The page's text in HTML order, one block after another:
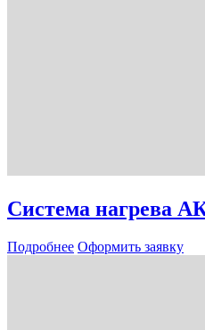
Система нагрева
Подробнее Оформить заявку